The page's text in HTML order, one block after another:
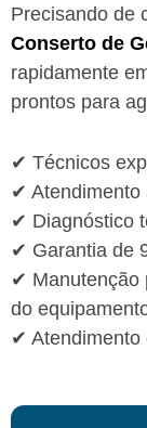
Precisando de
Conserto de
rapidamente
prontos para
✔ Técnicos
✔ Atendimento
✔ Diagnóstico
✔ Garantia de
✔ Manutenção
do
✔ Atendimento